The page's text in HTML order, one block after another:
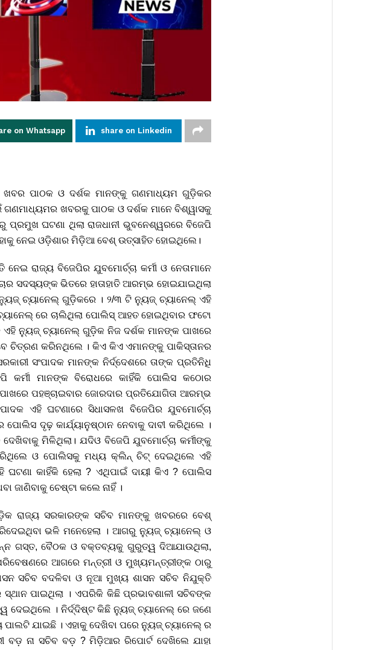
on Whatsapp share on Linkedin
ଖବର ପାଠକ ଓ ଦର୍ଶକ ମାନଙ୍କୁ ଗଣମାଧ୍ୟମ ଗୁଡ଼ିକର
ଖବରକୁ ପାଠକ ଓ ଦର୍ଶକ ମାନେ ବିଶ୍ୱାସକୁ
ପ୍ରମୁଖ ଘଟଣା ଥିଲା ରାଜଧାନୀ ଭୁବନେଶ୍ୱରରେ ବିଜେପି
ନେଇ ଓଡ଼ିଶାର ମିଡ଼ିଆ ବେଶ୍ ଉତ୍ସାହିତ ହୋଇଥିଲେ।
ରାଜ୍ୟ ବିଜେପିର ଯୁବମୋର୍ଚ୍ଚା କର୍ମୀ ଓ ନେତାମାନେ
ସଦସ୍ୟଙ୍କ ଭିତରେ ହାତାହାତି ଆରମ୍ଭ ହୋଇଯାଇଥିଲା
ଚ୍ୟାନେଲ୍ ଗୁଡ଼ିକରେ । ୨/୩ ଟି ନ୍ୟୁଜ୍ ଚ୍ୟାନେଲ୍ ଏହି
ରେ ଚାଲିଥିଲା ପୋଲିସ୍ ଆହତ ହୋଇଥିବାର ଫଟୋ
ନ୍ୟୁଜ୍ ଚ୍ୟାନେଲ୍ ଗୁଡ଼ିକ ନିଜ ଦର୍ଶକ ମାନଙ୍କ ପାଖରେ
ଚିତ୍ରଣ କରିନଥିଲେ । କିଏ କିଏ ଏମାନଙ୍କୁ ପାକିସ୍ତାନର
ସଂପାଦକ ମାନଙ୍କ ନିର୍ଦ୍ଦେଶରେ ତାଙ୍କ ପ୍ରତିନିଧି
ମାନଙ୍କ ବିରୋଧରେ କାହିଁକି ପୋଲିସ କଠୋର
ପହଞ୍ଚାଇବାର ଜୋରଦାର ପ୍ରତିଯୋଗିତା ଆରମ୍ଭ
ଏହି ଘଟଣାରେ ସିଧାସଳଖ ବିଜେପିର ଯୁବମୋର୍ଚ୍ଚା
ଦୃଢ଼ କାର୍ଯ୍ୟାନୁଷ୍ଠାନ ନେବାକୁ ଦାବୀ କରିଥିଲେ ।
ମିଳିଥିଲା। ଯଦିଓ ବିଜେପି ଯୁବମୋର୍ଚ୍ଚା କର୍ମୀଙ୍କୁ
ଓ ପୋଲିସକୁ ମଧ୍ୟ କ୍ଲିନ୍ ଚିଟ୍ ଦେଇଥିଲେ ଏହି
କାହିଁକି ହେଲା ? ଏଥିପାଇଁ ଦାୟୀ କିଏ ? ପୋଲିସ
ଜାଣିବାକୁ ଚେଷ୍ଟା କଲେ ନାହିଁ ।
ରାଜ୍ୟ ସରକାରଙ୍କ ସଚିବ ମାନଙ୍କୁ ଖବରରେ ବେଶ୍
ଭଳି ମନେହେଲା । ଆଗରୁ ନ୍ୟୁଜ୍ ଚ୍ୟାନେଲ୍ ଓ
ଗସ୍ତ, ବୈଠକ ଓ ବକ୍ତବ୍ୟକୁ ଗୁରୁତ୍ୱ ଦିଆଯାଉଥିଲା,
ଆଗରେ ମନ୍ତ୍ରୀ ଓ ମୁଖ୍ୟମନ୍ତ୍ରୀଙ୍କ ଠାରୁ
ସଚିବ ବଦଳିବା ଓ ନୂଆ ମୁଖ୍ୟ ଶାସନ ସଚିବ ନିଯୁକ୍ତି
ପାଇଥିଲା । ଏପରିକି କିଛି ପ୍ରଭାବଶାଳୀ ସଚିବଙ୍କ
। ନିର୍ଦ୍ଦିଷ୍ଟ କିଛି ନ୍ୟୁଜ୍ ଚ୍ୟାନେଲ୍ ରେ ଜଣେ
ଯାଇଛି । ଏହାକୁ ଦେଖିବା ପରେ ନ୍ୟୁଜ୍ ଚ୍ୟାନେଲ୍ ର
ବଡ଼ ନା ସଚିବ ବଡ଼ ? ମିଡ଼ିଆର ରିପୋର୍ଟ ଦେଖିଲେ ଯାହା